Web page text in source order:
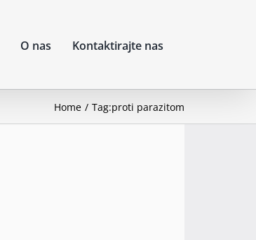
O nas Kontaktirajte nas
Home Tag:proti parazitom